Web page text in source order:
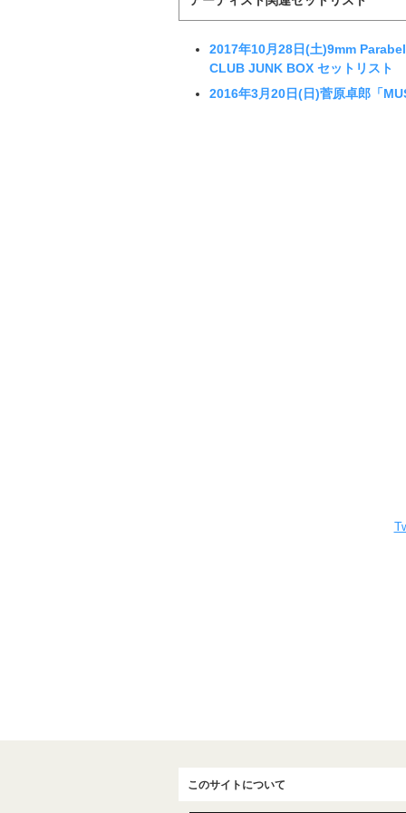
2017年10月28日(土)9mm
CLUB JUNK BOX セットリスト
2016年3月20日(日)菅原卓郎「
このサイトについて